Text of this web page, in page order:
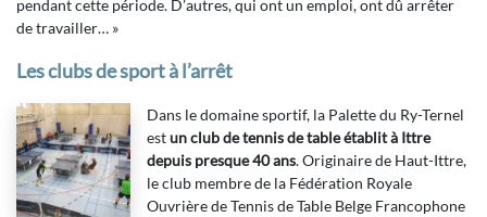
pendant cette période. D’autres, qui ont un emploi, ont dû arrêter
de travailler… »
Les clubs de sport à l’arrêt
Dans le domaine sportif, la Palette du Ry-Ternel
estun club de tennis de table établit à Ittre
depuis presque 40 ans. Originaire de Haut-Ittre,
le club membre de la Fédération Royale
Ouvrière de Tennis de Table Belge Francophone